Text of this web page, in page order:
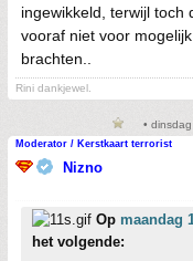
ingewikkeld, terwijl toch
vooraf niet voor
brachten..
Rini dankjewel.
•
Moderator / Kerstkaart terrorist
Nizno
Op maandag
het volgende: